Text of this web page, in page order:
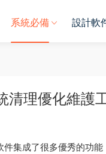
系統必備 設計軟
清理優化維護
件集成了很多優秀的功